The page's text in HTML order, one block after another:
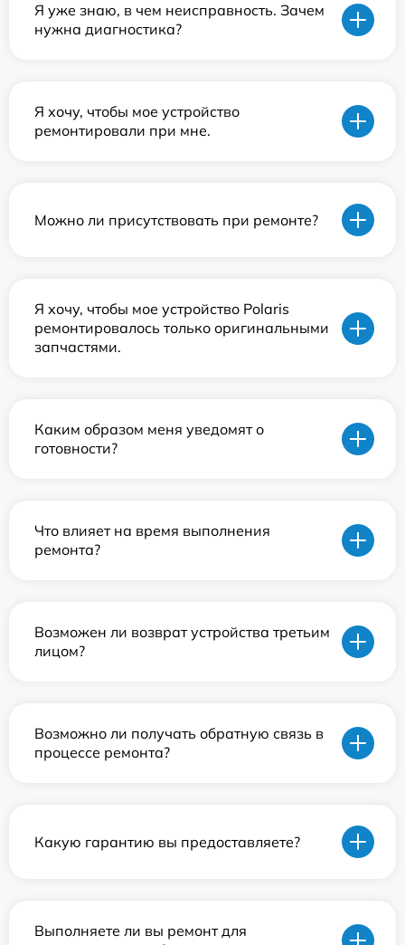
Я уже знаю, в чем неисправность. Зачем
нужна диагностика?
Я хочу, чтобы мое устройство
ремонтировали при мне.
Можно ли присутствовать при ремонте?
Я хочу, чтобы мое устройство Polaris
ремонтировалось только оригинальными
запчастями.
Каким образом меня уведомят о
готовности?
Что влияет на время выполнения
ремонта?
Возможен ли возврат устройства третьим
лицом?
Возможно ли получать обратную связь в
процессе ремонта?
Какую гарантию вы предоставляете?
Выполняете ли вы ремонт для